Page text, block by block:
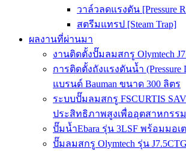
วาล์วลดแรงดัน [Pressure
สตรีมแทรป [Steam Trap]
ผลงานที่ผ่านมา
งานติดตั้งปั๊มลมสกรู Olymtech
การติดตั้งถังแรงดันน้ำ (Pressure
แบรนด์ Bauman ขนาด 300 ลิตร
ระบบปั๊มลมสกรู FSCURTIS
ประสิทธิภาพสูงเพื่ออุตสาหกรร
ปั๊มน้ำEbara รุ่น 3LSF พร้อมมอเ
ปั๊มลมสกรู Olymtech รุ่น